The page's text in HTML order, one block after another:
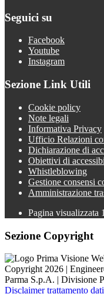
Seguici su
Facebook
Youtube
Instagram
Sezione Link Utili
Cookie policy
Note legali
Informativa Privacy
Ufficio Relazioni
Dichiarazione di
Obiettivi di
Whistleblowing
Gestione consensi
Amministrazione
Pagina visualizzata
Sezione Copyright
Copyright 2026 |
Parma S.p.A. | Divisione
Disclaimer trattamento